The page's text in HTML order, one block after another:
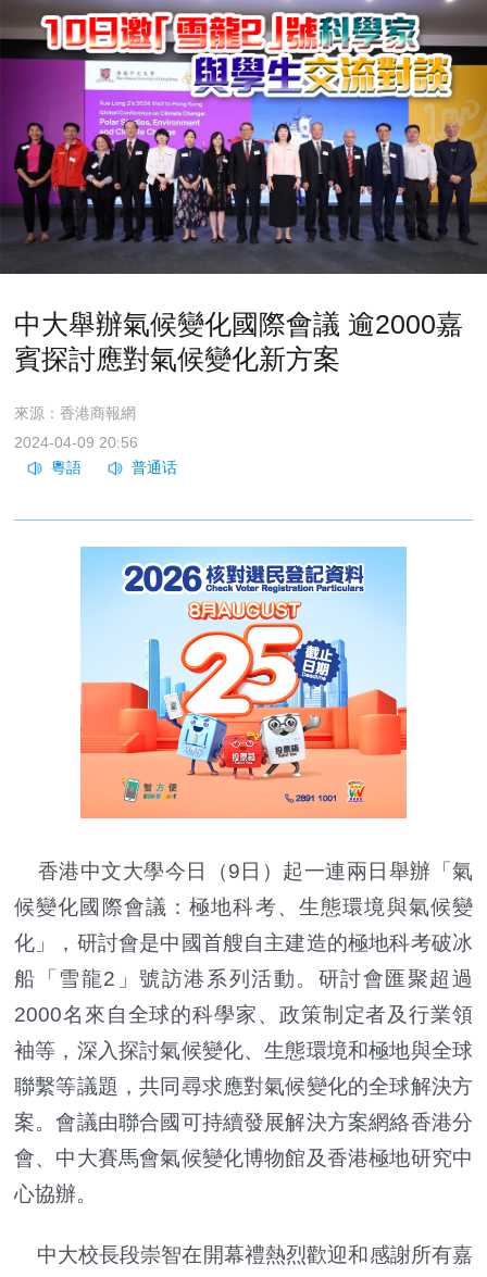
中大舉辦氣候變化國際會議 逾2000嘉
賓探討應對氣候變化新方案
來源：香港商報網
2024-04-09 20:56
香港中文大學今日（9日）起一連兩日舉辦「氣
候變化國際會議：極地科考、生態環境與氣候變
化」，研討會是中國首艘自主建造的極地科考破冰
船「雪龍2」號訪港系列活動。研討會匯聚超過
2000名來自全球的科學家、政策制定者及行業領
袖等，深入探討氣候變化、生態環境和極地與全球
聯繫等議題，共同尋求應對氣候變化的全球解決方
案。會議由聯合國可持續發展解決方案網絡香港分
會、中大賽馬會氣候變化博物館及香港極地研究中
心協辦。
中大校長段崇智在開幕禮熱烈歡迎和感謝所有嘉